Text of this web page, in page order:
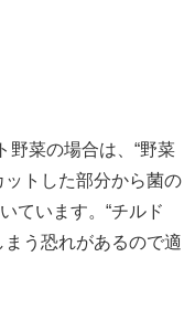
野菜の場合は、“野菜
トした部分から菌の
ています。“チルド
う恐れがあるので適